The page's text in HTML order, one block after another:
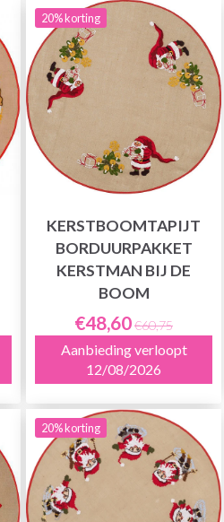
20% korting
KERSTBOOMTAPIJT
BORDUURPAKKET
KERSTMAN BIJ DE
BOOM
€48,60€60,75
Aanbieding verloopt
12/08/2026
20% korting